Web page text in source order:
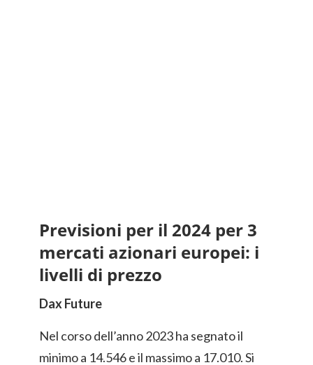
Previsioni per il 2024 per 3
mercati azionari europei: i
livelli di prezzo
Dax Future
Nel corso dell’anno 2023 ha segnato il
minimo a 14.546 e il massimo a 17.010. Si